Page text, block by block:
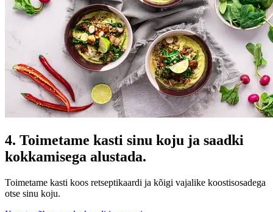
4. Toimetame kasti sinu koju ja saadki
kokkamisega alustada.
Toimetame kasti koos retseptikaardi ja kõigi vajalike koostisosadega
otse sinu koju.